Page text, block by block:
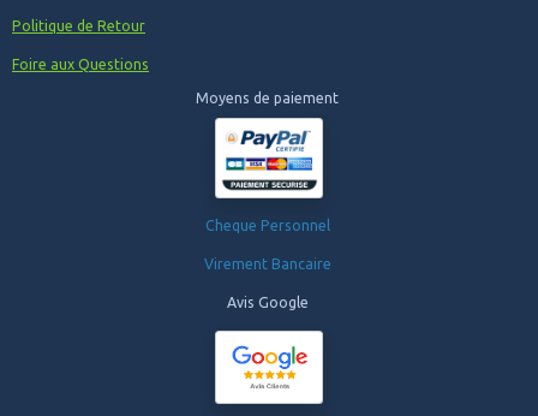
Politique de Retour
Foire aux Questions
Moyens de paiement
Cheque Personnel
Virement Bancaire
Avis Google